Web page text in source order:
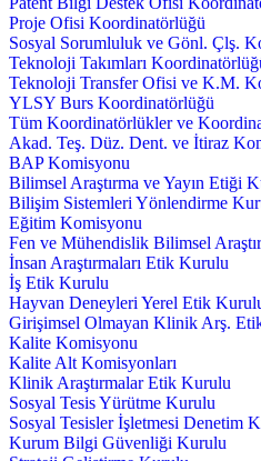
Proje Ofisi Koordinatörlüğü
Sosyal Sorumluluk ve Gönl. Çlş.
Teknoloji Takımları
Teknoloji Transfer Ofisi ve K.M.
YLSY Burs Koordinatörlüğü
Tüm Koordinatörlükler ve
Akad. Teş. Düz. Dent. ve İtiraz
BAP Komisyonu
Bilimsel Araştırma ve Yayın Etiği
Bilişim Sistemleri Yönlendirme
Eğitim Komisyonu
Fen ve Mühendislik Bilimsel
İnsan Araştırmaları Etik Kurulu
İş Etik Kurulu
Hayvan Deneyleri Yerel Etik
Girişimsel Olmayan Klinik Arş.
Kalite Komisyonu
Kalite Alt Komisyonları
Klinik Araştırmalar Etik Kurulu
Sosyal Tesis Yürütme Kurulu
Sosyal Tesisler İşletmesi Denetim
Kurum Bilgi Güvenliği Kurulu